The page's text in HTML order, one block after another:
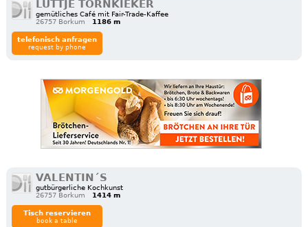
LÜTTJE TORNKIEKER
gemütliches Café mit Fair-Trade-Kaffee
26757 Borkum
1186 m
telefonisch anfragen
request by phone
VALENTIN´S
gutbürgerliche Kochkunst
26757 Borkum
1414 m
Tisch reservieren
book a table